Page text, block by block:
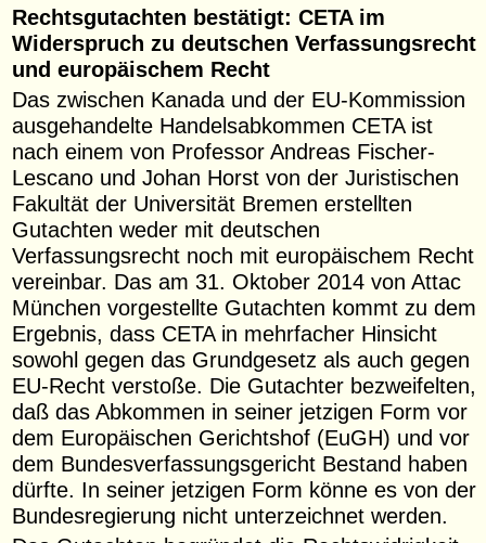
Rechtsgutachten bestätigt: CETA im
Widerspruch zu deutschen Verfassungsrecht
und europäischem Recht
Das zwischen Kanada und der EU-Kommission
ausgehandelte Handelsabkommen CETA ist
nach einem von Professor Andreas Fischer-
Lescano und Johan Horst von der Juristischen
Fakultät der Universität Bremen erstellten
Gutachten weder mit deutschen
Verfassungsrecht noch mit europäischem Recht
vereinbar. Das am 31. Oktober 2014 von Attac
München vorgestellte Gutachten kommt zu dem
Ergebnis, dass CETA in mehrfacher Hinsicht
sowohl gegen das Grundgesetz als auch gegen
EU-Recht verstoße. Die Gutachter bezweifelten,
daß das Abkommen in seiner jetzigen Form vor
dem Europäischen Gerichtshof (EuGH) und vor
dem Bundesverfassungsgericht Bestand haben
dürfte. In seiner jetzigen Form könne es von der
Bundesregierung nicht unterzeichnet werden.